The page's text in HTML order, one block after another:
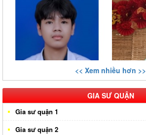
<< Xem nhiều hơn >>
GIA SƯ QUẬN
Gia sư quận 1
Gia sư quận 2